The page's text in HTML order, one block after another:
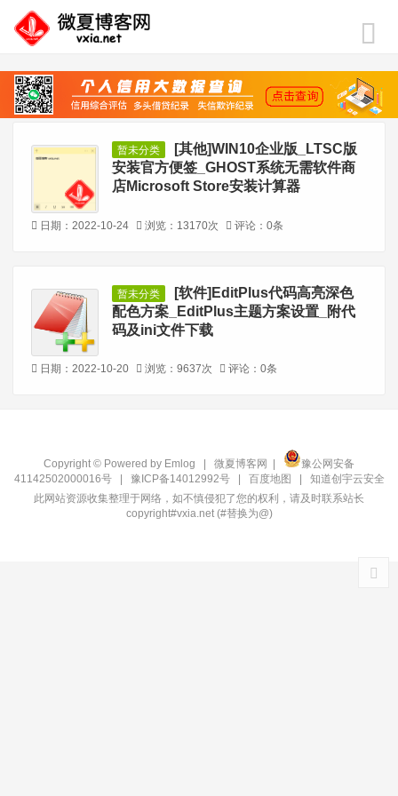
暂未分类
[其他]WIN10企业版_LTSC版
安装官方便签_GHOST系统无需软件商
店Microsoft Store安装计算器
日期：2022-10-24 浏览：13170次 评论：0条
暂未分类
[软件]EditPlus代码高亮深色
配色方案_EditPlus主题方案设置_附代
码及ini文件下载
日期：2022-10-20 浏览：9637次 评论：0条
Copyright © Powered by Emlog 微夏博客网
豫公网安备
41142502000016号| 豫ICP备14012992号 百度地图
知道创宇云安全
此网站资源收集整理于网络，如不慎侵犯了您的权利，请及时联系站长
copyright#vxia.net (#替换为@)‍